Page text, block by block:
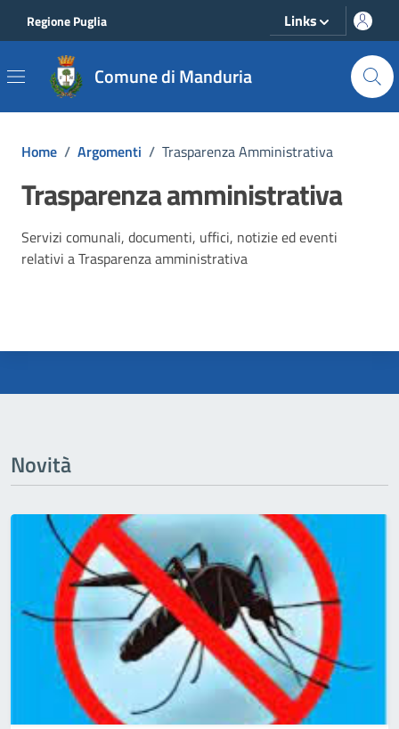
Regione Puglia Links
Comune di Manduria
Home / Argomenti / Trasparenza Amministrativa
Trasparenza amministrativa
Dettagli dell'argomento
Servizi comunali, documenti, uffici, notizie ed eventi
relativi a Trasparenza amministrativa
Novità